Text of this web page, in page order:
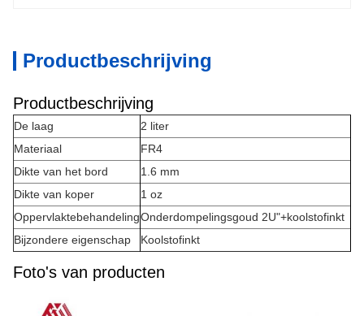
Productbeschrijving
Productbeschrijving
De laag
2 liter
Materiaal
FR4
Dikte van het bord
1.6 mm
Dikte van koper
1 oz
OppervlaktebehandelingOnderdompelingsgoud 2U"+koolstofinkt
Bijzondere eigenschap
Koolstofinkt
Foto's van producten